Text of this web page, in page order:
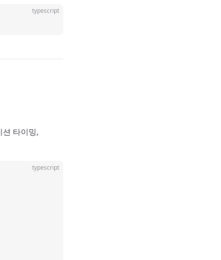
typescript
션 타이밍,
typescript